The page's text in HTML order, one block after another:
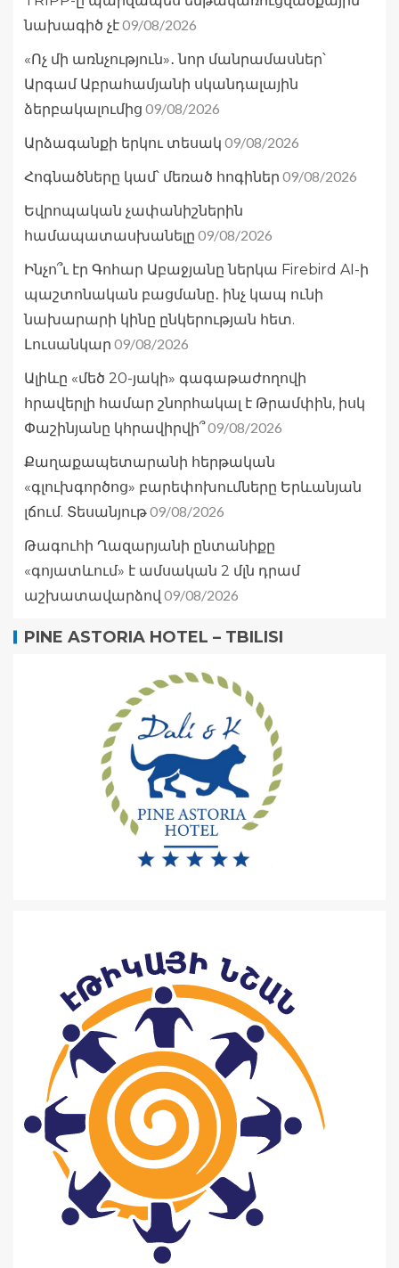
նախագիծ չէ09/08/2026
«Ոչ մի առնչություն»․ նոր մանրամասներ՝
Արգամ Աբրահամյանի սկանդալային
ձերբակալումից 09/08/2026
Արձագանքի երկու տեսակ 09/08/2026
Հոգնածները կամ՝ մեռած հոգիներ 09/08/2026
Եվրոպական չափանիշներին
համապատասխանելը 09/08/2026
Ինչո՞ւ էր Գոհար Աբաջյանը ներկա Firebird AI-ի
պաշտոնական բացմանը․ ինչ կապ ունի
նախարարի կինը ընկերության հետ.
Լուսանկար 09/08/2026
Ալիևը «մեծ 20-յակի» գագաթաժողովի
հրավերլի համար շնորհակալ է Թրամփին, իսկ
Փաշինյանը կհրավիրվի՞09/08/2026
Քաղաքապետարանի հերթական
«գլուխգործոց» բարեփոխումները Երևանյան
լճում. Տեսանյութ09/08/2026
Թագուհի Ղազարյանի ընտանիքը
«գոյատևում» է ամսական 2 մլն դրամ
աշխատավարձով 09/08/2026
PINE ASTORIA HOTEL – TBILISI